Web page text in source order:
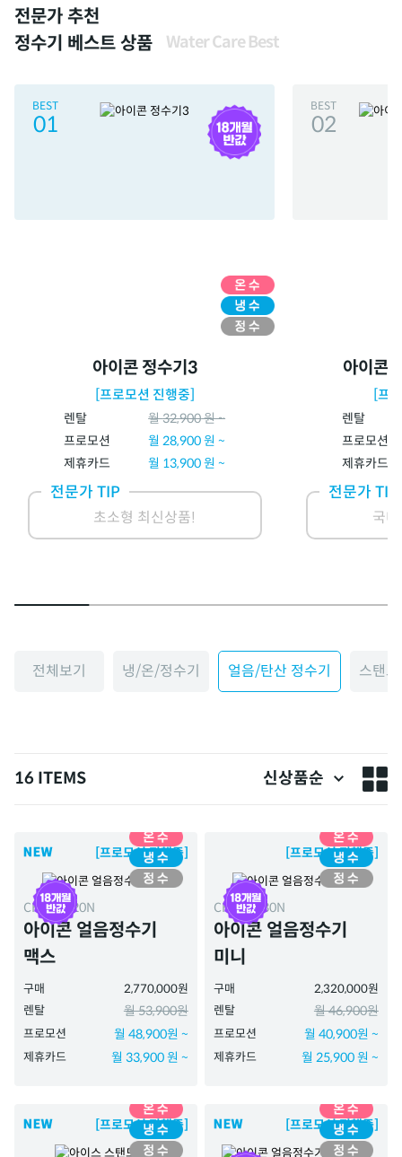
전문가 추천
정수기 베스트 상품
Water Care Best
BEST
01
아이콘 정수기3
[프로모션 진행중]
렌탈 월32,900원 ~
프로모션
월28,900원 ~
제휴카드
월 13,900원 ~
전문가 TIP
초소형 최신상품!
BEST
02
아이콘
[프
렌탈
프로모션
제휴카드
전문가 TIP
국
전체보기 냉/온/정수기 얼음/탄산 정수기 스탠
16 ITEMS 신상품순
[프로모션 진행중]
CHPI-7420N
아이콘 얼음정수기
맥스
구매
2,770,000원
렌탈
월 53,900원
프로모션 월 48,900원 ~
제휴카드 월 33,900 원 ~
[프로모션 진행중]
CHPI-7430N
아이콘 얼음정수기
미니
구매
2,320,000원
렌탈
월 46,900원
프로모션 월 40,900원 ~
제휴카드 월 25,900 원 ~
[프로모션 진행중] [프로모션 진행중]